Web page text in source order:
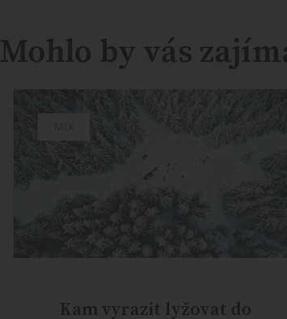
Mohlo by vás
Kam vyrazit lyžovat do